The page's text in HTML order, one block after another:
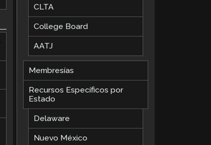
CLTA
College Board
AATJ
Membresías
Recursos Específicos por
Estado
Delaware
Nuevo México